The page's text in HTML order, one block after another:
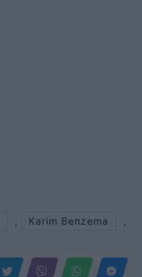
, Karim Benzema ,